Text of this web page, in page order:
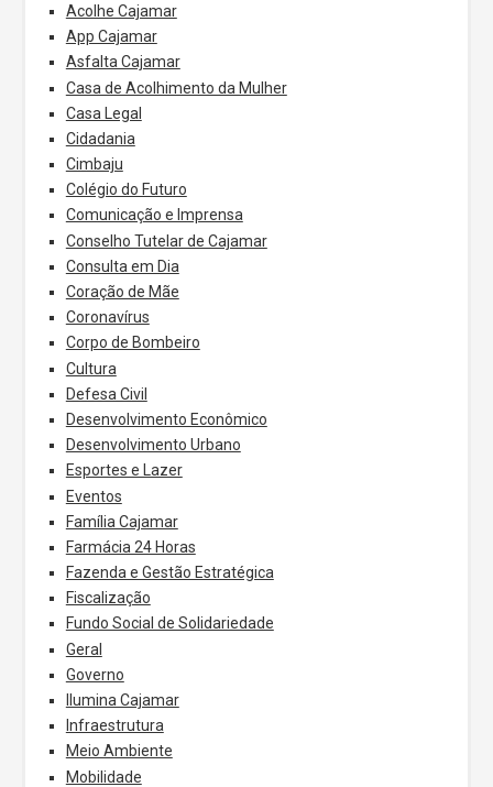
Acolhe Cajamar
App Cajamar
Asfalta Cajamar
Casa de Acolhimento da Mulher
Casa Legal
Cidadania
Cimbaju
Colégio do Futuro
Comunicação e Imprensa
Conselho Tutelar de Cajamar
Consulta em Dia
Coração de Mãe
Coronavírus
Corpo de Bombeiro
Cultura
Defesa Civil
Desenvolvimento Econômico
Desenvolvimento Urbano
Esportes e Lazer
Eventos
Família Cajamar
Farmácia 24 Horas
Fazenda e Gestão Estratégica
Fiscalização
Fundo Social de Solidariedade
Geral
Governo
Ilumina Cajamar
Infraestrutura
Meio Ambiente
Mobilidade